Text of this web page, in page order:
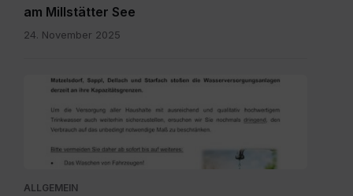
am Millstätter See
24. November 2025
20260727_Wassersparen.pdf
ALLGEMEIN